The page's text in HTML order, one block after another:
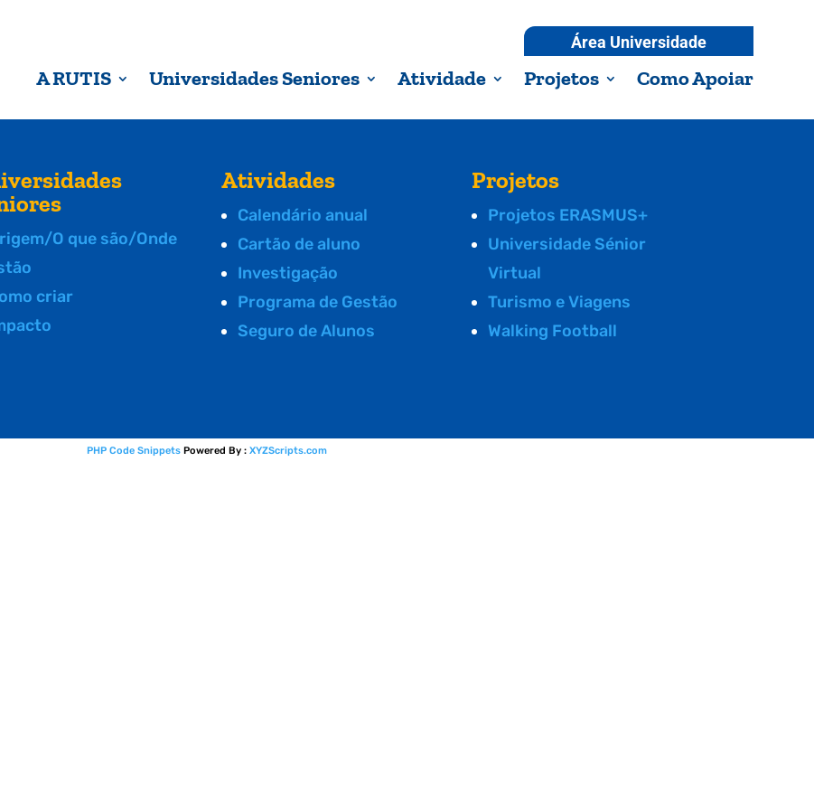
Área Universidade
A RUTIS Universidades Seniores Atividade Projetos Como Apoiar
O que são/Onde
criar
Atividades
Calendário anual
Cartão de aluno
Investigação
Programa de Gestão
Seguro de Alunos
Projetos
Projetos ERASMUS+
Universidade Sénior
Virtual
Turismo e Viagens
Walking Football
PHP Code Snippets Powered By : XYZScripts.com